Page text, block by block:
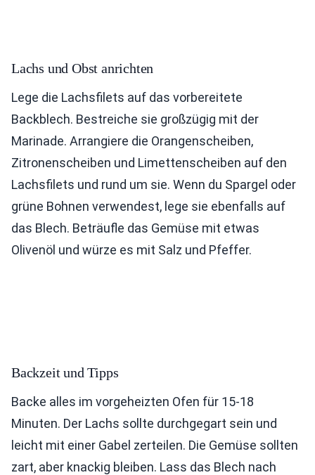
Lachs und Obst anrichten
Lege die Lachsfilets auf das vorbereitete
Backblech. Bestreiche sie großzügig mit der
Marinade. Arrangiere die Orangenscheiben,
Zitronenscheiben und Limettenscheiben auf den
Lachsfilets und rund um sie. Wenn du Spargel oder
grüne Bohnen verwendest, lege sie ebenfalls auf
das Blech. Beträufle das Gemüse mit etwas
Olivenöl und würze es mit Salz und Pfeffer.
Backzeit und Tipps
Backe alles im vorgeheizten Ofen für 15-18
Minuten. Der Lachs sollte durchgegart sein und
leicht mit einer Gabel zerteilen. Die Gemüse sollten
zart, aber knackig bleiben. Lass das Blech nach